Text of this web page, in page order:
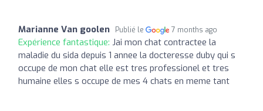
Marianne Van goolen Publié le 7 months ago
Expérience fantastique: Jai mon chat contractee la
maladie du sida depuis 1 annee la docteresse duby qui s
occupe de mon chat elle est tres professionel et tres
humaine elles s occupe de mes 4 chats en meme tant